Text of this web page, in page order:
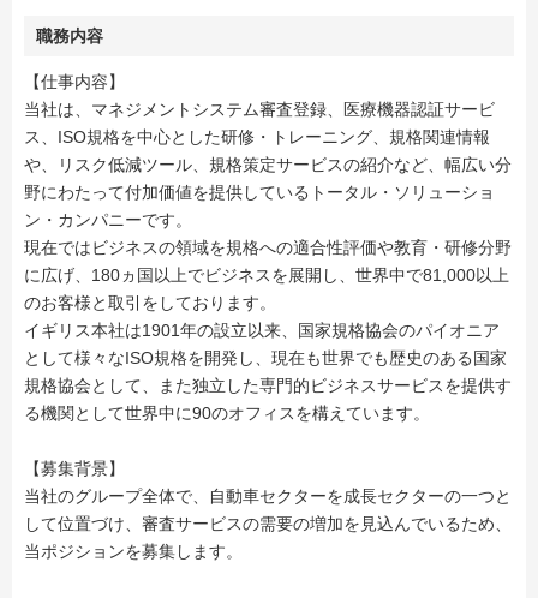
職務内容
【仕事内容】
当社は、マネジメントシステム審査登録、医療機器認証サービ
ス、ISO規格を中心とした研修・トレーニング、規格関連情報
や、リスク低減ツール、規格策定サービスの紹介など、幅広い分
野にわたって付加価値を提供しているトータル・ソリューショ
ン・カンパニーです。
現在ではビジネスの領域を規格への適合性評価や教育・研修分野
に広げ、180ヵ国以上でビジネスを展開し、世界中で81,000以上
のお客様と取引をしております。
イギリス本社は1901年の設立以来、国家規格協会のパイオニア
として様々なISO規格を開発し、現在も世界でも歴史のある国家
規格協会として、また独立した専門的ビジネスサービスを提供す
る機関として世界中に90のオフィスを構えています。
【募集背景】
当社のグループ全体で、自動車セクターを成長セクターの一つと
して位置づけ、審査サービスの需要の増加を見込んでいるため、
当ポジションを募集します。